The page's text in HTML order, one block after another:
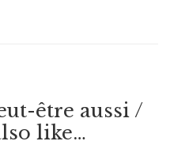
être aussi /
like…